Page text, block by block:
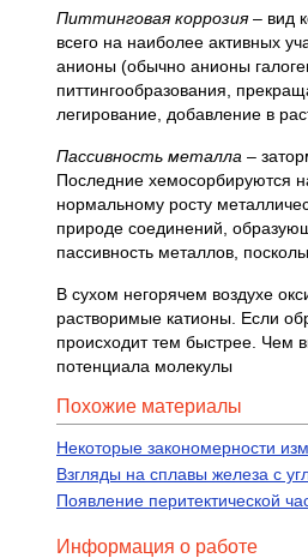
Питтинговая коррозия– вид
всего на наиболее активных
анионы (обычно анионы
питтингообразования,
легирование, добавление в
Пассивность металла –
Последние хемосорбируются
нормальному росту
природе соединений,
пассивность металлов,
В сухом негорячем воздухе
растворимые катионы. Если
происходит тем быстрее. Чем
потенциала молекулы
Похожие материалы
Некоторые закономерности
Взгляды на сплавы железа с
Появление перитектической
Информация о работе